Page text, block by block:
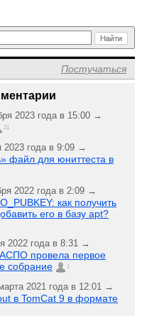
Постучаться
2023 года в 15:00 →
21
2023 года в 9:09 →
файл для юниттеста в
2022 года в 2:09 →
как получить
его в базу apt?
2022 года в 8:31 →
провела первое
собрание
1
2021 года в 12:01 →
в TomCat 9 в формате